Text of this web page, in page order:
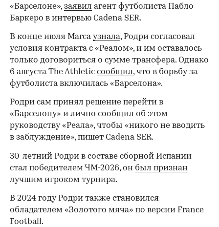
«Барселоне»,заявил агент футболиста Пабло
Баркеро в интервью Cadena SER.
В конце июля Marcaузнала, Родри согласовал
условия контракта с «Реалом», и им оставалось
только договориться о сумме трансфера. Однако
6 августа The Athletic cообщил, что в борьбу за
футболиста включилась «Барселона».
Родри сам принял решение перейти в
«Барселону» и лично сообщил об этом
руководству «Реала», чтобы «никого не вводить
в заблуждение», пишет Cadena SER.
30-летний Родри в составе сборной Испании
стал победителем ЧМ-2026, он был признан
лучшим игроком турнира.
В 2024 году Родри также становился
обладателем «Золотого мяча» по версии France
Football.